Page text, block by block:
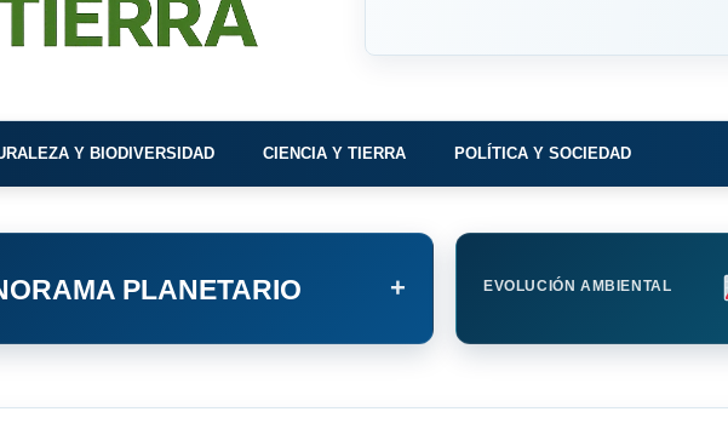
Y BIODIVERSIDAD CIENCIA Y TIERRA POLÍTICA Y SOCIEDAD
PLANETARIO + EVOLUCIÓN AMBIENTAL